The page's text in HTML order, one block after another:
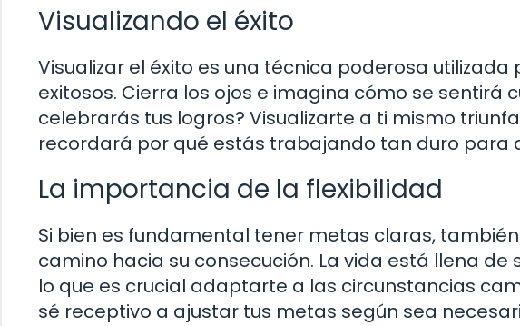
Visualizando el éxito
Visualizar el éxito es una técnica poderosa
exitosos. Cierra los ojos e imagina cómo se sentirá
celebrarás tus logros? Visualizarte a ti mismo
recordará por qué estás trabajando tan duro para
La importancia de la flexibilidad
Si bien es fundamental tener metas claras,
camino hacia su consecución. La vida está llena
lo que es crucial adaptarte a las circunstancias
sé receptivo a ajustar tus metas según sea